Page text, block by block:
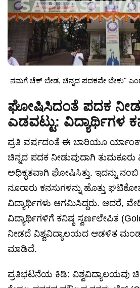
ನಮಗೆ ಚೆಕ್ ಬೇಡ, ಚಿನ್ನದ ಪದಕವೇ ಬೇಕು"
ಘೋಷಿಸಿದಂತೆ ಪದಕ
ಎಡವಟ್ಟು: ವಿದ್ಯಾರ್ಥಿಗಳ
ಪ್ರತಿ ವರ್ಷದಂತೆ ಈ ಬಾರಿಯೂ ರ್ಯಾಂಕ್
ಚಿನ್ನದ ಪದಕ ನೀಡುವುದಾಗಿ ತುಮಕೂರು
ಅಧಿಕೃತವಾಗಿ ಘೋಷಿಸಿತ್ತು. ಇದನ್ನು
ನೂರಾರು ಕನಸುಗಳನ್ನು ಹೊತ್ತು
ವಿದ್ಯಾರ್ಥಿಗಳು ಆಗಮಿಸಿದ್ದರು. ಆದರೆ,
ವಿದ್ಯಾರ್ಥಿಗಳಿಗೆ ಕನಿಷ್ಠ ಸ್ವರ್ಣಲೇಪಿತ
ನೀಡದೆ ವಿಶ್ವವಿದ್ಯಾಲಯದ ಆಡಳಿತ
ಮಾಡಿದೆ.
ಪ್ರತಿಭಟನೆಯ ಕಿಡಿ: ವಿಶ್ವವಿದ್ಯಾಲಯವು